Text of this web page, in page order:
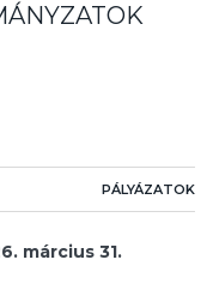
PÁLYÁZATOK
március 31.